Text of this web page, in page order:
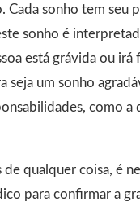
Cada sonho tem seu
sonho é
está grávida ou irá
seja um sonho
como a
de qualquer coisa, é
para confirmar a